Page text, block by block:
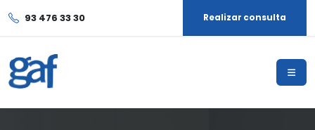
93 476 33 30 Realizar consulta